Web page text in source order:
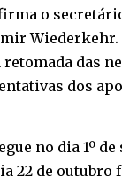
o
das
dos
no dia 1º de
22 de outubro